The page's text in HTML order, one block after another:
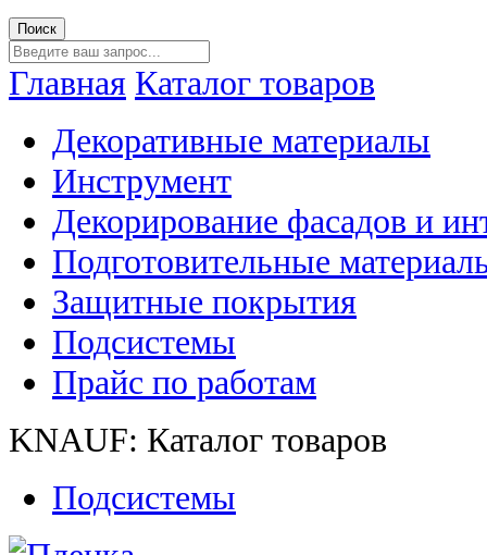
Главная Каталог товаров
Декоративные материалы
Инструмент
Декорирование фасадов и
Подготовительные
Защитные покрытия
Подсистемы
Прайс по работам
KNAUF: Каталог товаров
Подсистемы